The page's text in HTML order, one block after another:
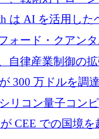
に近づけるために
は AI を活用した
ムの成長に 1,250
ォード・クアン
け」2億6,000万ポ
獲得
自律産業制御の
300 万ドルを調
が支援する共同
リコン量子コン
めにシリーズ A で
が CEE での国境